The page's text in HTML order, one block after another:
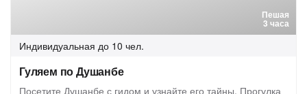
Пешая
3 часа
Индивидуальная до 10 чел.
Гуляем по Душанбе
Посетите Душанбе с гидом и узнайте его тайны. Прогулка